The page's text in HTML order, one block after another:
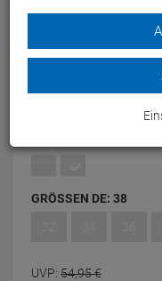
Der Arena Mountains
ein langlebiger und
GRÖSSEN DE: 38
UVP: 54,95€